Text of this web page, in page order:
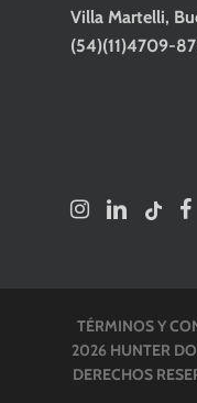
Villa Martelli,
(54)(11)4709-
TÉRMINOS Y
2026 HUNTER
DERECHOS